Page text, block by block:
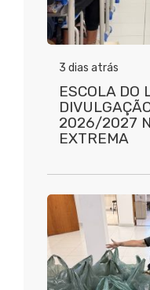
3 dias atrás
ESCOLA DO
2026/2027
EXTREMA